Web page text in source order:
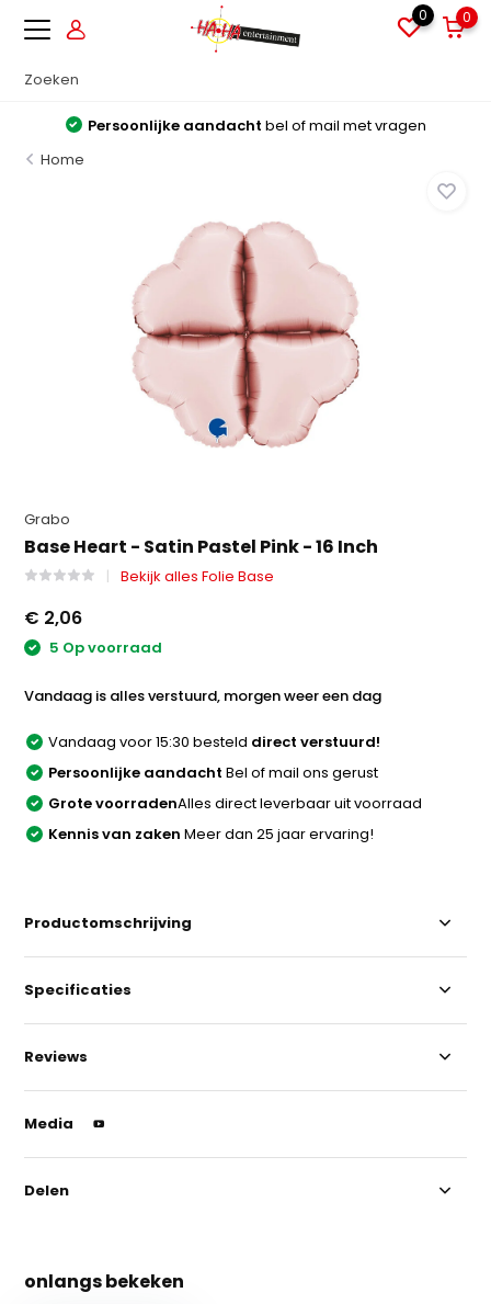
0 0
Persoonlijke aandacht bel of mail met vragen
Home
Grabo
Base Heart - Satin Pastel Pink - 16 Inch
Bekijk alles Folie Base
€ 2,06
5 Op voorraad
Vandaag is alles verstuurd, morgen weer een dag
Vandaag voor 15:30 besteld direct verstuurd!
Persoonlijke aandacht Bel of mail ons gerust
Grote voorradenAlles direct leverbaar uit voorraad
Kennis van zaken Meer dan 25 jaar ervaring!
Productomschrijving
Specificaties
Reviews
Media
Delen
onlangs bekeken